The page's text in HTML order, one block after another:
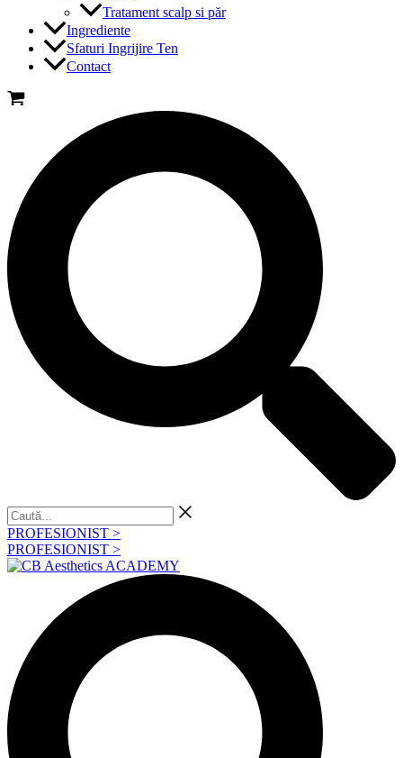
Tratament scalp si păr
Ingrediente
Sfaturi Ingrijire Ten
Contact
Caută...
PROFESIONIST >
PROFESIONIST >